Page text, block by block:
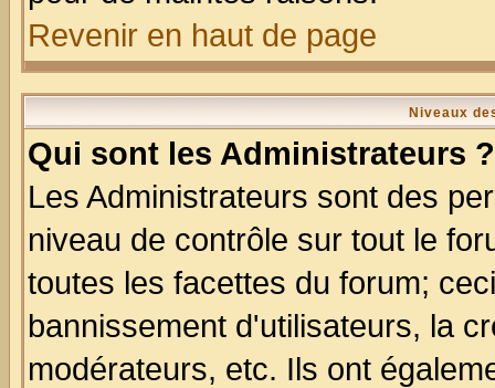
Revenir en haut de page
Niveaux
Qui sont les Administrateurs ?
Les Administrateurs sont des
niveau de contrôle sur tout le
toutes les facettes du forum;
bannissement d'utilisateurs, la
modérateurs, etc. Ils ont